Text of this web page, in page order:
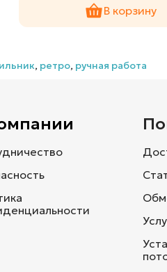
В корзину
, ретро, ручная работа